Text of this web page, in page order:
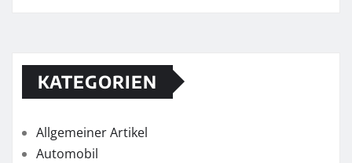
KATEGORIEN
Allgemeiner Artikel
Automobil